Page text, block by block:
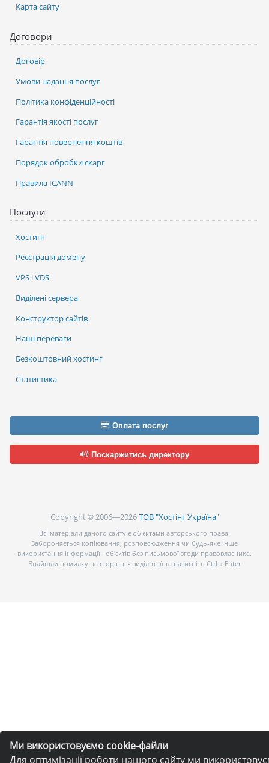
Ми використовуємо cookie-файли
Для оптимізації роботи нашого сайту ми
Послуги
Хостинг
Реєстрація домену
VPS і VDS
Виділені сервера
Конструктор сайтів
Наші переваги
Безкоштовний хостинг
Статистика
Карта сайту
Договори
Договір
Умови надання послуг
Політика конфіденційності
Гарантія якості послуг
Гарантія повернення коштів
Порядок обробки скарг
Правила ICANN
Оплата послуг
Поскаржитись директору
Copyright © 2006—2026ТОВ "Хостінг Україна"
Всі матеріали даного сайту є об’єктами авторського права.
Забороняється копіювання, розповсюдження чи будь-яке інше
використання інформації і об’єктів без письмової згоди правовласника.
Знайшли помилку на сторінці - виділіть її та натисніть Ctrl + Enter